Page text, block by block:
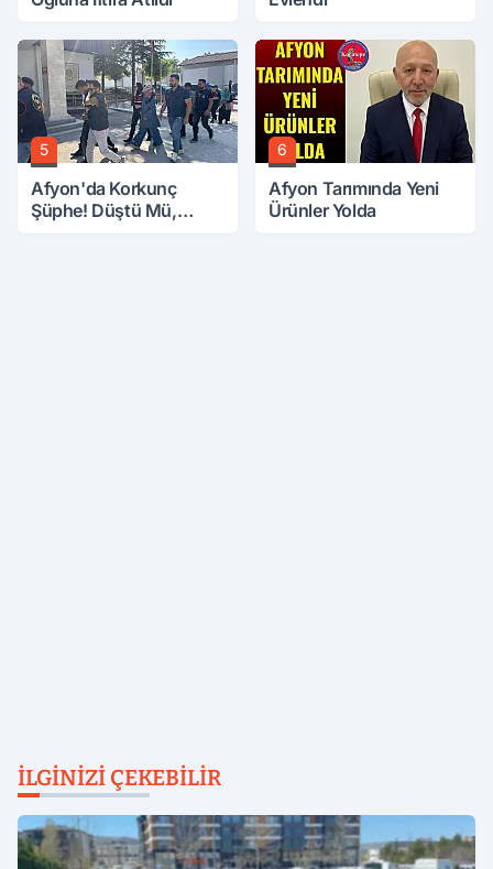
5
Afyon'da Korkunç
Şüphe! Düştü Mü,
6
Afyon Tarımında Yeni
Ürünler Yolda
İLGINIZI ÇEKEBILIR